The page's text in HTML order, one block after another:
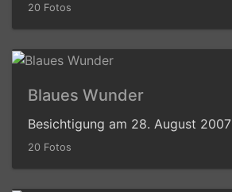
20 Fotos
Blaues Wunder
Besichtigung am 28. August 2007
20 Fotos